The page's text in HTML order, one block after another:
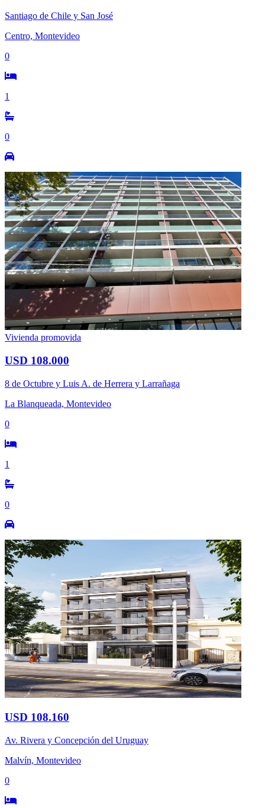
Santiago de Chile y San José
Centro, Montevideo
0
1
0
Vivienda promovida
USD 108.000
8 de Octubre y Luis A. de Herrera y Larrañaga
La Blanqueada, Montevideo
0
1
0
USD 108.160
Av. Rivera y Concepción del Uruguay
Malvín, Montevideo
0